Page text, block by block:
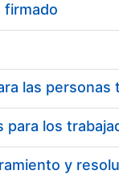
firmado